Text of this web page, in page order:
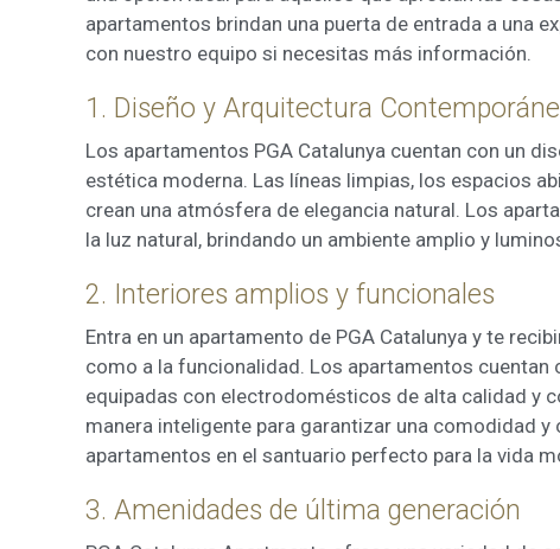
apartamentos brindan una puerta de entrada a una
con nuestro equipo si necesitas más información.
1. Diseño y Arquitectura
Los apartamentos PGA Catalunya cuentan con un
estética moderna. Las líneas limpias, los espacios
crean una atmósfera de elegancia natural. Los
la luz natural, brindando un ambiente amplio y
2. Interiores amplios y funcionales
Entra en un apartamento de PGA Catalunya y te
como a la funcionalidad. Los apartamentos
equipadas con electrodomésticos de alta calidad y
manera inteligente para garantizar una comodidad
apartamentos en el santuario perfecto para la vida
3. Amenidades de última generación
Estas
hábitos de
en el sitio